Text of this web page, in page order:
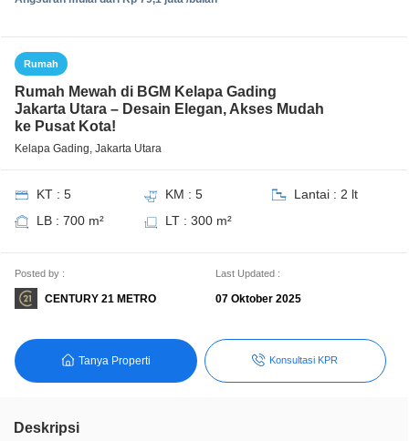
Rumah
Rumah Mewah di BGM Kelapa Gading
Jakarta Utara – Desain Elegan, Akses Mudah
ke Pusat Kota!
Kelapa Gading, Jakarta Utara
KT : 5 KM : 5
Lantai : 2 lt
LB : 700 m²
LT : 300 m²
Posted by :
CENTURY 21 METRO
Last Updated :
07 Oktober 2025
Tanya Properti Konsultasi KPR
Deskripsi